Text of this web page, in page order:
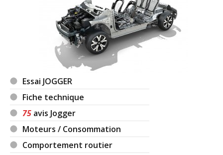
Essai JOGGER
Fiche technique
75 avis Jogger
Moteurs / Consommation
Comportement routier